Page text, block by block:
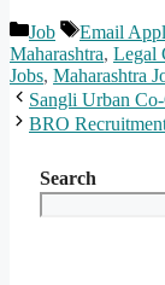
Categories
Job Tags
Email
Maharashtra, Legal
Jobs, Maharashtra
Sangli Urban
BRO Recruitment
Search